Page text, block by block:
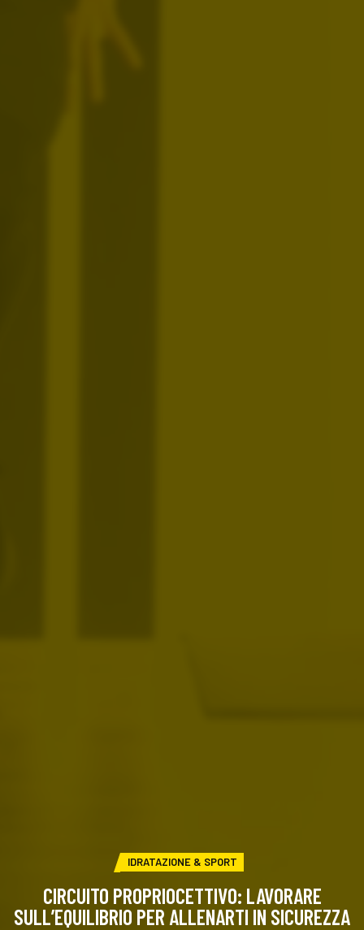
CATEGORIA:
IDRATAZIONE & SPORT
CIRCUITO PROPRIOCETTIVO: LAVORARE
SULL’EQUILIBRIO PER ALLENARTI IN SICUREZZA